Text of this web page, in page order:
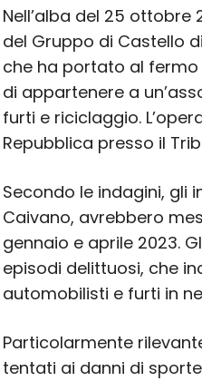
Nell’alba del 25 ottobre
del Gruppo di Castello
che ha portato al
di appartenere a
furti e riciclaggio.
Repubblica presso il
Secondo le indagini, gli
Caivano, avrebbero
gennaio e aprile 2023.
episodi delittuosi, che
automobilisti e furti in
Particolarmente
tentati ai danni di